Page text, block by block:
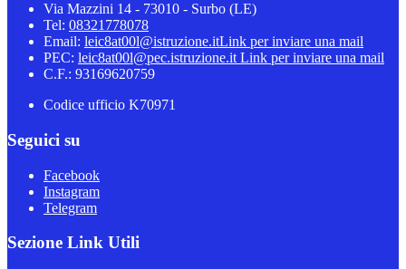
Via Mazzini 14 - 73010 - Surbo (LE)
Tel: 08321778078
Email: leic8at00l@istruzione.itLink per inviare una mail
PEC: leic8at00l@pec.istruzione.it Link per inviare una mail
C.F.: 93169620759
Codice ufficio K70971
Seguici su
Facebook
Instagram
Telegram
Sezione Link Utili